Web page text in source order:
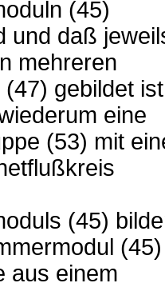
(45)
und daß
mehreren
gebildet
eine
(53) mit
(45)
(45)
aus einem